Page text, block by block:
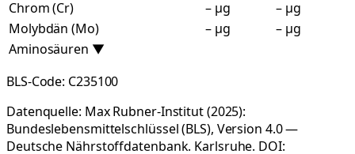
Chrom (Cr)
– µg
– µg
Molybdän (Mo)
– µg
– µg
Aminosäuren ▼
BLS-Code: C235100
Datenquelle: Max Rubner-Institut (2025):
Bundeslebensmittelschlüssel (BLS), Version 4.0 —
Deutsche Nährstoffdatenbank. Karlsruhe. DOI: